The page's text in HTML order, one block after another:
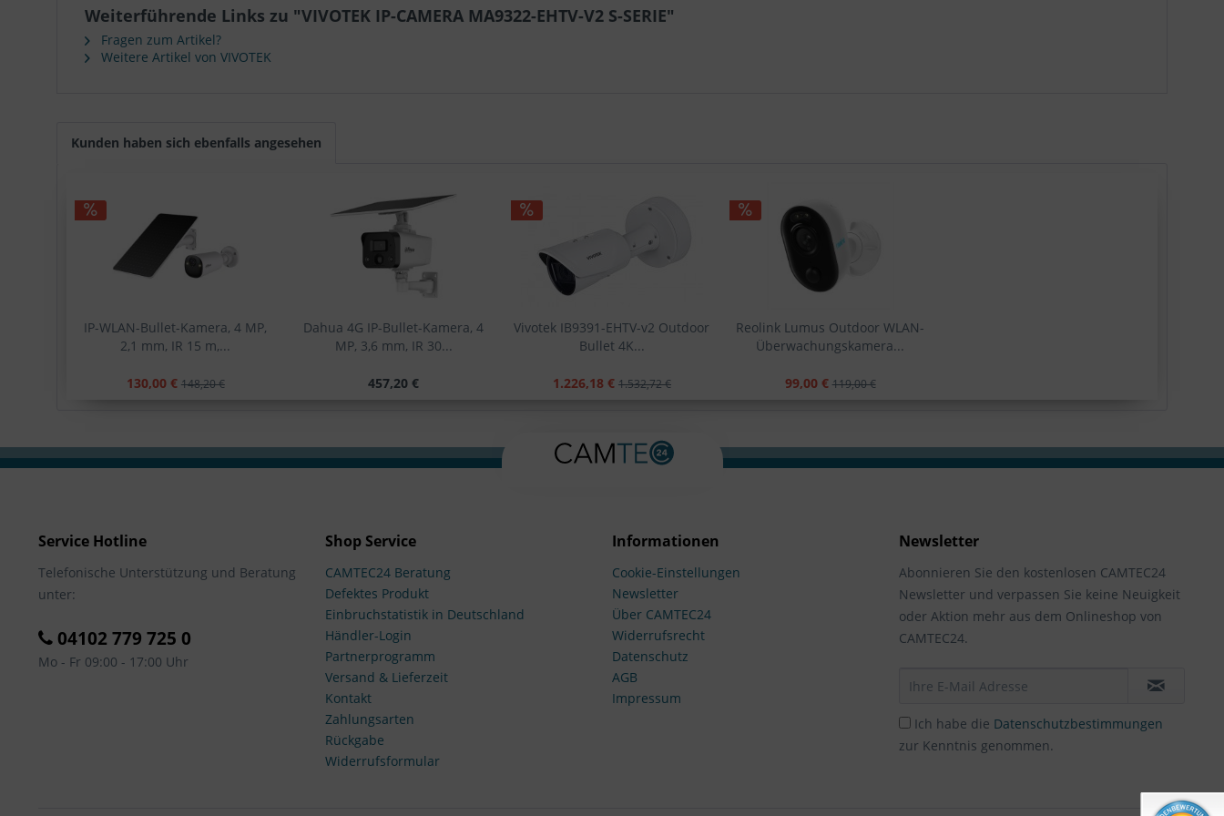
Weiterführende Links zu "VIVOTEK IP-CAMERA MA9322-EHTV-V2 S-SERIE"
Fragen zum Artikel?
Weitere Artikel von VIVOTEK
Kunden haben sich ebenfalls angesehen
IP-WLAN-Bullet-Kamera, 4 MP,
2,1 mm, IR 15 m,...
130,00 € 148,20 €
Dahua 4G IP-Bullet-Kamera, 4
MP, 3,6 mm, IR 30...
457,20 €
Vivotek IB9391-EHTV-v2 Outdoor
Bullet 4K...
1.226,18 € 1.532,72 €
Reolink Lumus Outdoor WLAN-
Überwachungskamera...
99,00 € 119,00 €
Service Hotline
Telefonische Unterstützung und Beratung
unter:
04102 779 725 0
Mo - Fr 09:00 - 17:00 Uhr
Shop Service
CAMTEC24 Beratung
Defektes Produkt
Einbruchstatistik in Deutschland
Händler-Login
Partnerprogramm
Versand & Lieferzeit
Kontakt
Zahlungsarten
Rückgabe
Widerrufsformular
Informationen
Cookie-Einstellungen
Newsletter
Über CAMTEC24
Widerrufsrecht
Datenschutz
AGB
Impressum
Newsletter
Abonnieren Sie den kostenlosen CAMTEC24
Newsletter und verpassen Sie keine Neuigkeit
oder Aktion mehr aus dem Onlineshop von
CAMTEC24.
Ich habe die Datenschutzbestimmungen
zur Kenntnis genommen.